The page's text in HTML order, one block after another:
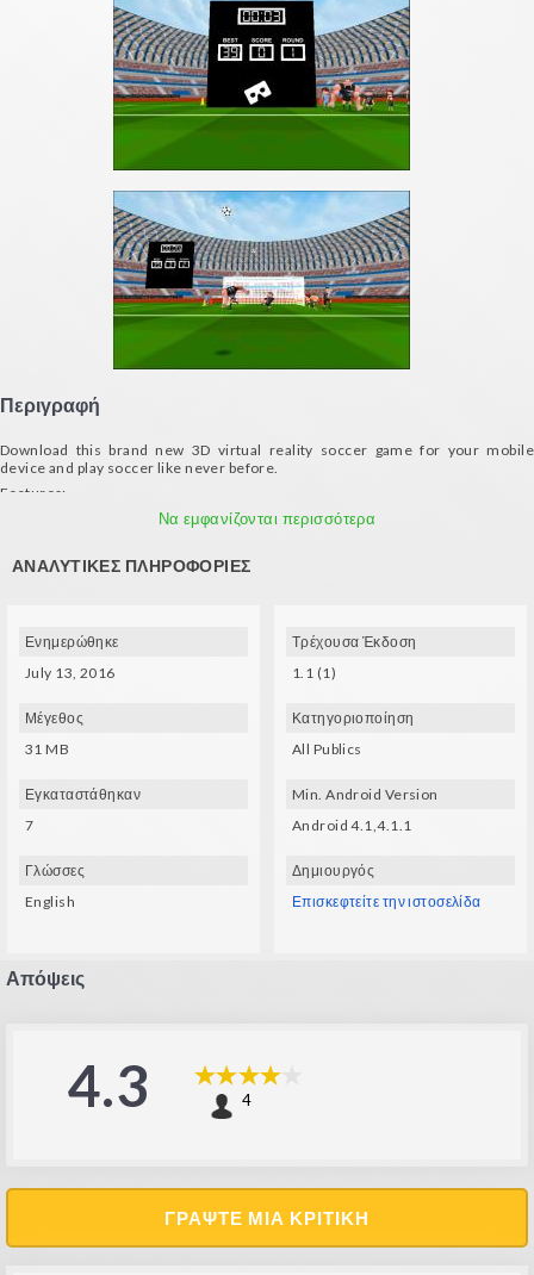
Περιγραφή
Download this brand new 3D virtual reality soccer game for your mobile
device and play soccer like never before.
Features:
- Nice style cartoon player and stadium designs
only balls!
Να εμφανίζονται περισσότερα
ΑΝΑΛΥΤΙΚΈΣ ΠΛΗΡΟΦΟΡΊΕΣ
Ενημερώθηκε
July 13, 2016
Μέγεθος
31 MB
Εγκαταστάθηκαν
7
Γλώσσες
English
Τρέχουσα Έκδοση
1.1 (1)
Κατηγοριοποίηση
All Publics
Min. Android Version
Android 4.1,4.1.1
Δημιουργός
Επισκεφτείτε την ιστοσελίδα
Απόψεις
4.3 4
ΓΡΆΨΤΕ ΜΙΑ ΚΡΙΤΙΚΉ